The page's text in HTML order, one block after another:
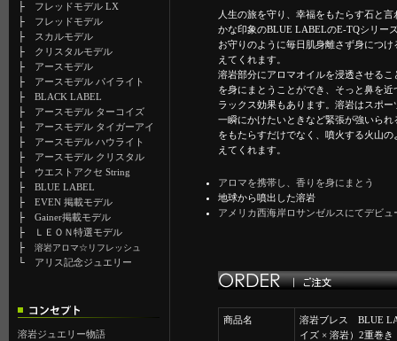
├ フレッドモデル LX
├ フレッドモデル
├ スカルモデル
├ クリスタルモデル
├ アースモデル
├ アースモデル パイライト
├ BLACK LABEL
├ アースモデル ターコイズ
├ アースモデル タイガーアイ
├ アースモデル ハウライト
├ アースモデル クリスタル
├ ウエストアクセ String
├ BLUE LABEL
├ EVEN 掲載モデル
├ Gainer掲載モデル
├
ＬＥＯＮ特選モデル
├ 溶岩アロマ☆リフレッシュ
└ アリス記念ジュエリー
溶岩ジュエリー物語
人生の旅を守り、幸福をもたらす石と
かな印象のBLUE LABELのE-TQシリー
お守りのように毎日肌身離さず身につ
えてくれます。
溶岩部分にアロマオイルを浸透させる
を身にまとうことができ、そっと鼻を
ラックス効果もあります。溶岩はスポ
一瞬にかけたいときなど緊張が強いら
をもたらすだけでなく、噴火する火山
えてくれます。
アロマを携帯し、香りを身にまとう
地球から噴出した溶岩
アメリカ西海岸ロサンゼルスにてデビュ
商品名
溶岩ブレス BLUE
イズ × 溶岩）2重巻き